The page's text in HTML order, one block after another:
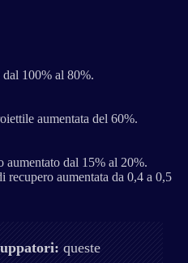
100% al 80%.
aumentata del 60%.
aumentato dal 15% al 20%.
recupero aumentata da 0,4 a 0,5
queste